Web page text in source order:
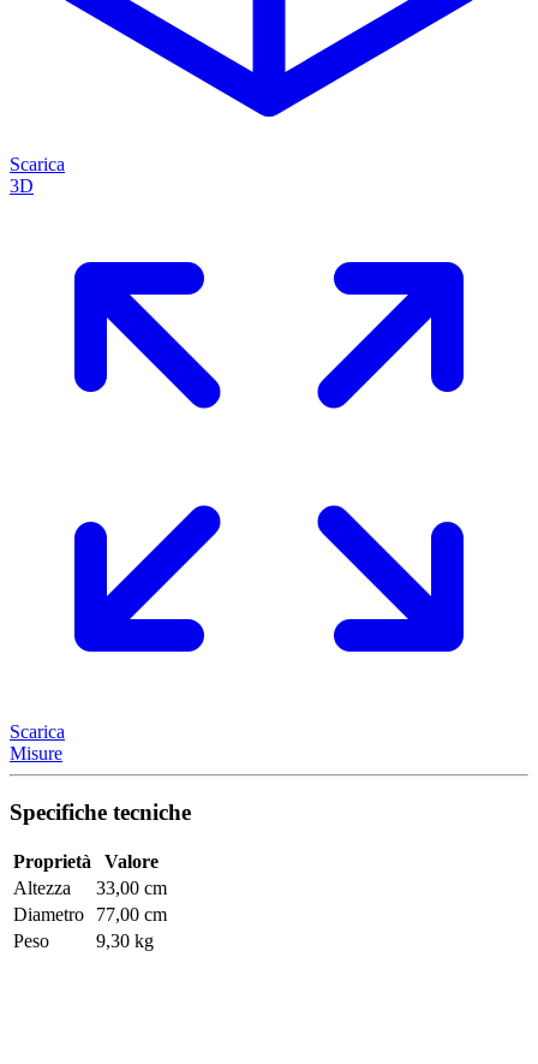
Scarica
3D
Scarica
Misure
Specifiche tecniche
Proprietà
Valore
Altezza
33,00 cm
Diametro
77,00 cm
Peso
9,30 kg